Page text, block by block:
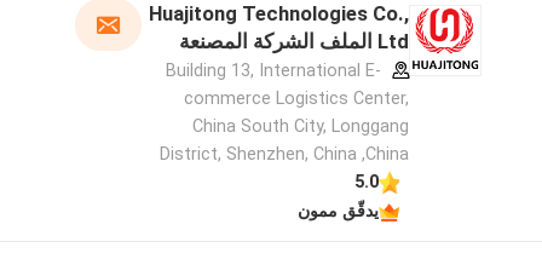
Huajitong Technologies Co.,
Ltd الملف الشركة المصنعة
Building 13, International E-
commerce Logistics Center,
China South City, Longgang
District, Shenzhen, China ,China
5.0
يدقّق ممون